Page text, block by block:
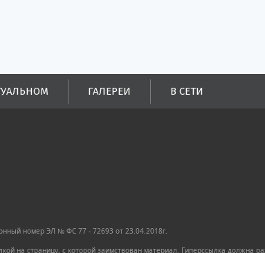
ГАЛЕРЕИ В СЕТИ
номер ЭЛ № ФС 77 - 72693 от 23.04.2018г.
на страницу, с которой заимствован материал. Гиперссылка должна